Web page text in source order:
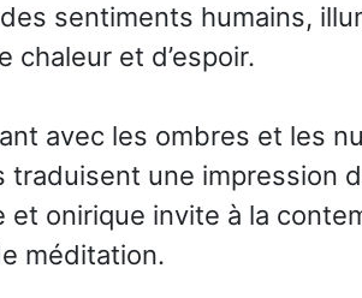
sentiments humains,
et d’espoir.
avec les ombres et les
une impression
onirique invite à la
méditation.